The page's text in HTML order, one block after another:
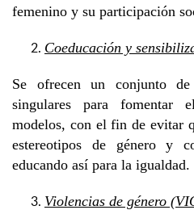
femenino y su participación
Coeducación y
Se ofrecen un conjunto
singulares para
modelos, con el fin de evitar
estereotipos de género y
educando así para la igualdad.
Violencias de género